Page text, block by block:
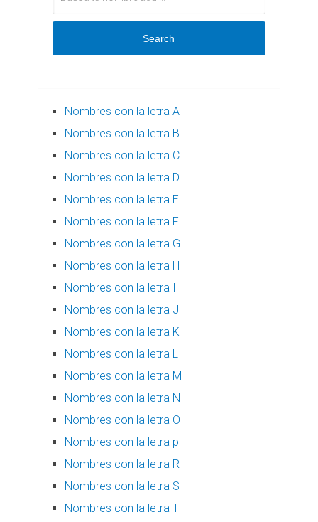
Search
Nombres con la letra A
Nombres con la letra B
Nombres con la letra C
Nombres con la letra D
Nombres con la letra E
Nombres con la letra F
Nombres con la letra G
Nombres con la letra H
Nombres con la letra I
Nombres con la letra J
Nombres con la letra K
Nombres con la letra L
Nombres con la letra M
Nombres con la letra N
Nombres con la letra O
Nombres con la letra p
Nombres con la letra R
Nombres con la letra S
Nombres con la letra T